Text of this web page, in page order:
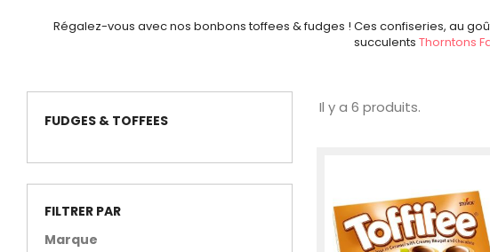
Régalez-vous avec nos bonbons toffees & fudges ! Ces confiseries, au
succulents Thorntons
FUDGES & TOFFEES
FILTRER PAR
Marque
Il y a 6 produits.